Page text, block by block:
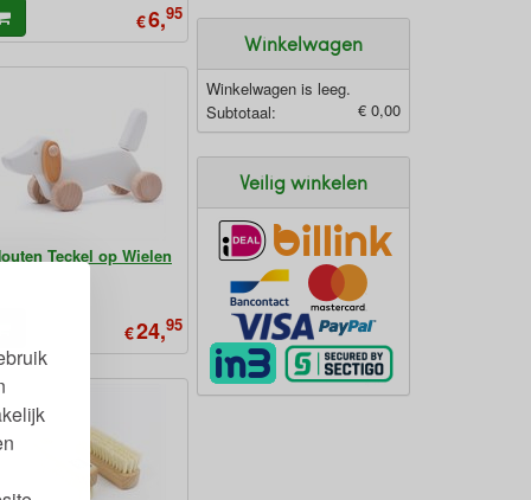
€6,95
Teckel op Wielen
€24,95
Winkelwagen
Winkelwagen is leeg.
Subtotaal:
€ 0,00
Veilig winkelen